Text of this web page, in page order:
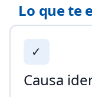
Lo que te
✓
Causa